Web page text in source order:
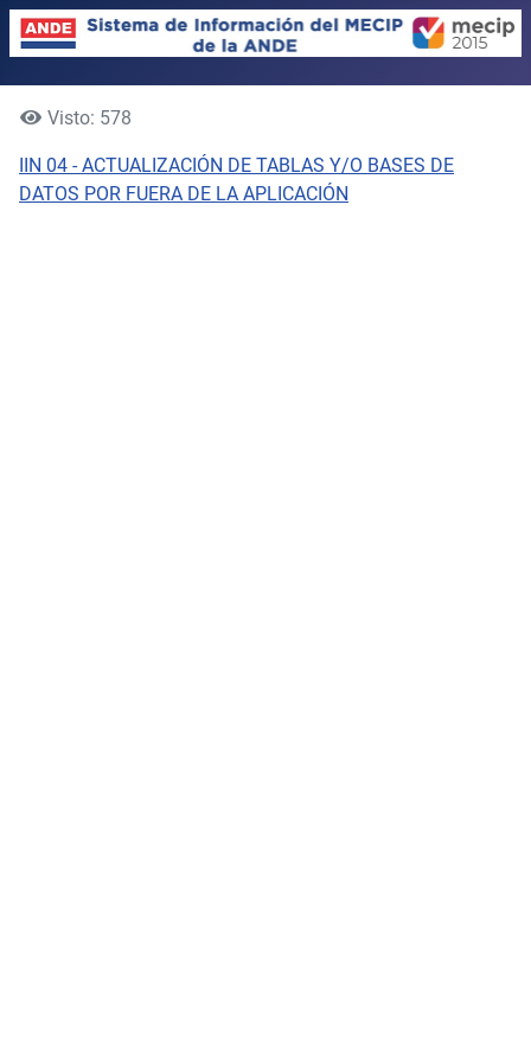
Visto: 578
IIN 04 - ACTUALIZACIÓN DE TABLAS Y/O BASES DE
DATOS POR FUERA DE LA APLICACIÓN